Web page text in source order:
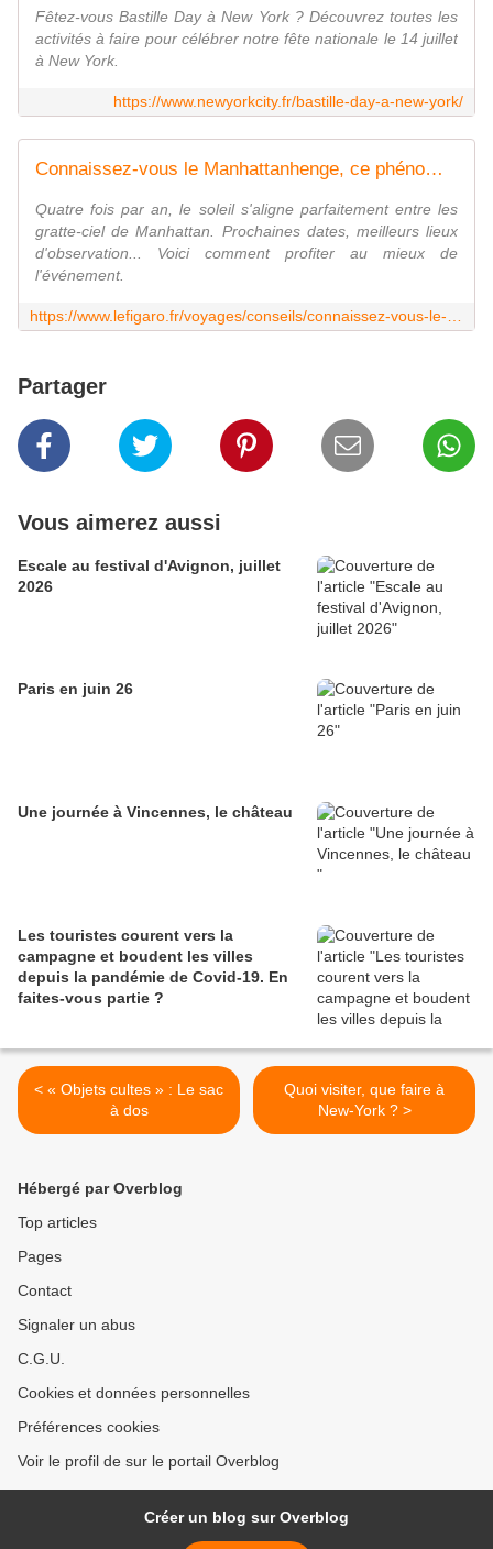
Fêtez-vous Bastille Day à New York ? Découvrez toutes les
activités à faire pour célébrer notre fête nationale le 14 juillet
à New York.
https://www.newyorkcity.fr/bastille-day-a-new-york/
Connaissez-vous le Manhattanhenge, ce phénomène spectaculaire visible ce 12 juillet ?
Quatre fois par an, le soleil s'aligne parfaitement entre les
gratte-ciel de Manhattan. Prochaines dates, meilleurs lieux
d'observation... Voici comment profiter au mieux de
l'événement.
Partager
Vous aimerez aussi
Escale au festival d'Avignon, juillet
2026
Paris en juin 26
Une journée à Vincennes, le château
Les touristes courent vers la
campagne et boudent les villes
depuis la pandémie de Covid‑19. En
faites‑vous partie ?
< « Objets cultes » : Le sac
à dos
Quoi visiter, que faire à
New-York ? >
Hébergé par Overblog
Top articles
Pages
Contact
Signaler un abus
C.G.U.
Cookies et données personnelles
Préférences cookies
Voir le profil de sur le portail Overblog
Créer un blog sur Overblog